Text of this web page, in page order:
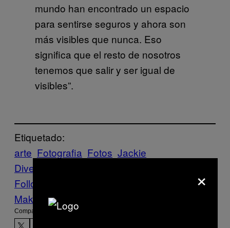
mundo han encontrado un espacio
para sentirse seguros y ahora son
más visibles que nunca. Eso
significa que el resto de nosotros
tenemos que salir y ser igual de
visibles”.
Etiquetado:
arte Fotografia Fotos Jackie
Dives
Follow Us On Discover
Make Us Preferred In Top Stories
Compartir:
×